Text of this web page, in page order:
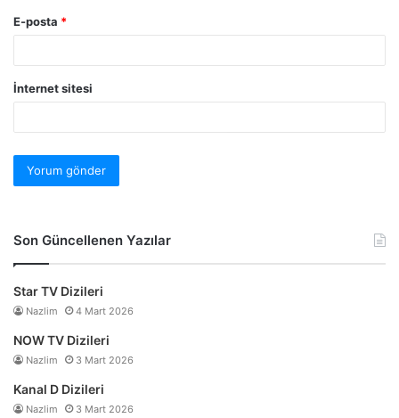
E-posta *
İnternet sitesi
Son Güncellenen Yazılar
Star TV Dizileri
Nazlim 4 Mart 2026
NOW TV Dizileri
Nazlim 3 Mart 2026
Kanal D Dizileri
Nazlim 3 Mart 2026